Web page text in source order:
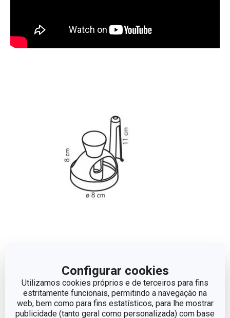
Configurar cookies
Utilizamos cookies próprios e de terceiros para fins
estritamente funcionais, permitindo a navegação na
web, bem como para fins estatísticos, para lhe mostrar
publicidade (tanto geral como personalizada) com base
COMPRIMENTO (CM)
DIÂMETRO 8